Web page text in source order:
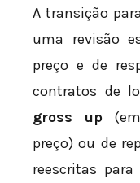
A transição
uma revisão
preço e de
contratos de
gross up
preço) ou de
reescritas